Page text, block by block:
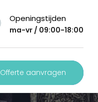
Openingstijden
ma-vr / 09:00-18:00
Offerte aanvragen